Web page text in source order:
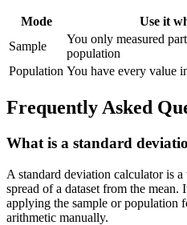
Mode Use it
Sample
You only measured
population
Population You have every value
Frequently Asked
What is a standard
A standard deviation calculator is
spread of a dataset from the
applying the sample or population
arithmetic manually.